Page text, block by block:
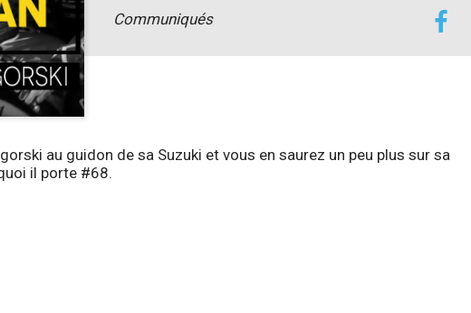
Communiqués
au guidon de sa Suzuki et vous en saurez un peu plus sur sa
il porte #68.